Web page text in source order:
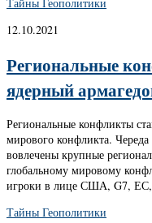
12.10.2021
Региональные
ядерный
Региональные конфликты
мирового конфликта.
вовлечены крупные
глобальному мировому
игроки в лице США, G7, ЕС,
Тайны Геополитики